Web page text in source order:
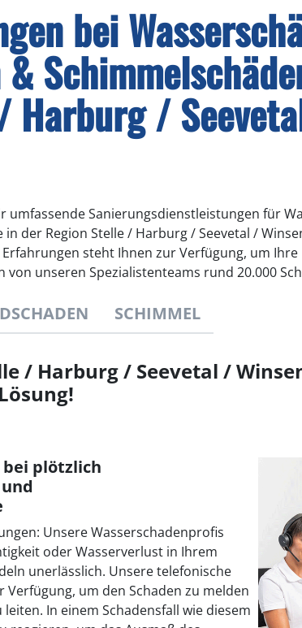
bei
Harburg /
umfassende Sanierungsdienstleistungen für
der Region Stelle / Harburg / Seevetal /
steht Ihnen zur Verfügung, um
von unseren Spezialistenteams rund 20.000
SCHIMMEL
/ Harburg / Seevetal /
plötzlich
Unsere Wasserschadenprofis
oder Wasserverlust in Ihrem
unerlässlich. Unsere telefonische
um den Schaden zu melden
In einem Schadensfall wie diesem